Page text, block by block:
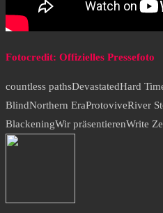
Fotocredit: Offizielles Pressefoto
countless pathsDevastatedHard
BlindNorthern EraProtoviveRiver
BlackeningWir präsentierenWrite